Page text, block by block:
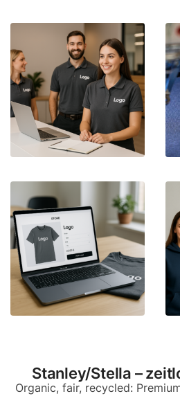
Stanley/Stella –
Organic, fair, recycled: